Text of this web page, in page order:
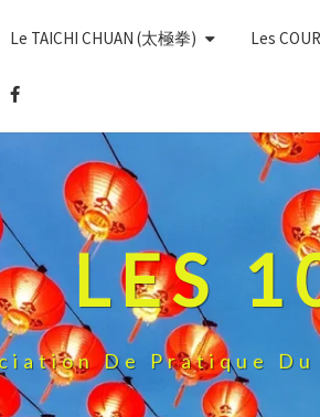
Le TAICHI CHUAN (太極拳) Les
LES
De Pratique Du